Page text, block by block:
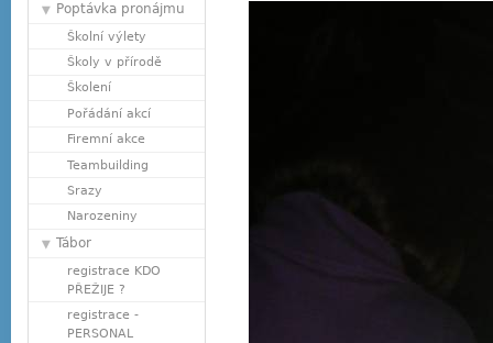
Poptávka pronájmu
Školní výlety
Školy v přírodě
Školení
Pořádání akcí
Firemní akce
Teambuilding
Srazy
Narozeniny
Tábor
registrace KDO
PŘEŽIJE ?
registrace -
PERSONAL